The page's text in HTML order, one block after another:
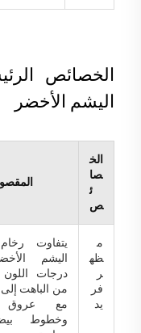
الخصائص
اليشم الأخضر
الخ
صا
ئ
ص
م
ظه
ر
فر
يد
يتفاوت رخام
اليشم
درجات اللون
من الباهت إلى
مع عروق
وخطوط